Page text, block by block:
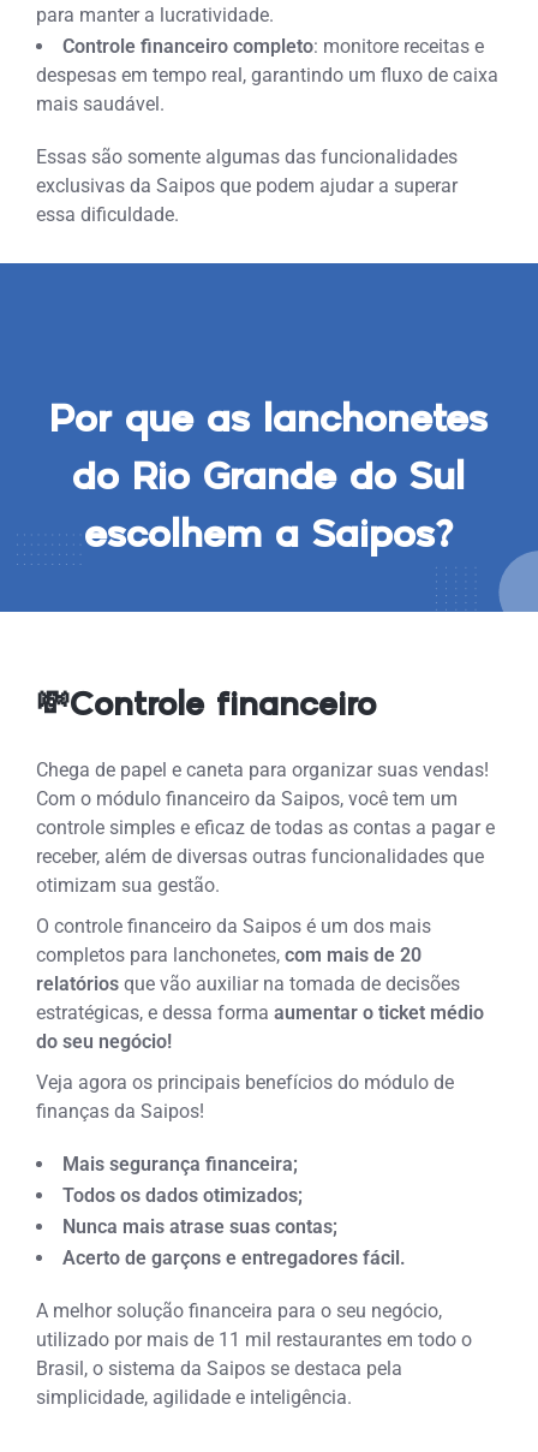
para manter a lucratividade.
Controle financeiro completo: monitore receitas e
despesas em tempo real, garantindo um fluxo de caixa
mais saudável.
Essas são somente algumas das funcionalidades
exclusivas da Saipos que podem ajudar a superar
essa dificuldade.
Por que as lanchonetes
do Rio Grande do Sul
escolhem a Saipos?
💸Controle financeiro
Chega de papel e caneta para organizar suas vendas!
Com o módulo financeiro da Saipos, você tem um
controle simples e eficaz de todas as contas a pagar e
receber, além de diversas outras funcionalidades que
otimizam sua gestão.
O controle financeiro da Saipos é um dos mais
completos para lanchonetes,com mais de20
relatóriosque vão auxiliar na tomada de decisões
estratégicas, e dessa formaaumentar o ticket médio
do seu negócio!
Veja agora os principais benefícios do módulo de
finanças da Saipos!
Mais segurança financeira;
Todos os dados otimizados;
Nunca mais atrase suas contas;
Acerto de garçons e entregadores fácil.
A melhor solução financeira para o seu negócio,
utilizado por mais de 11 mil restaurantes em todo o
Brasil, o sistema da Saipos se destaca pela
simplicidade, agilidade e inteligência.